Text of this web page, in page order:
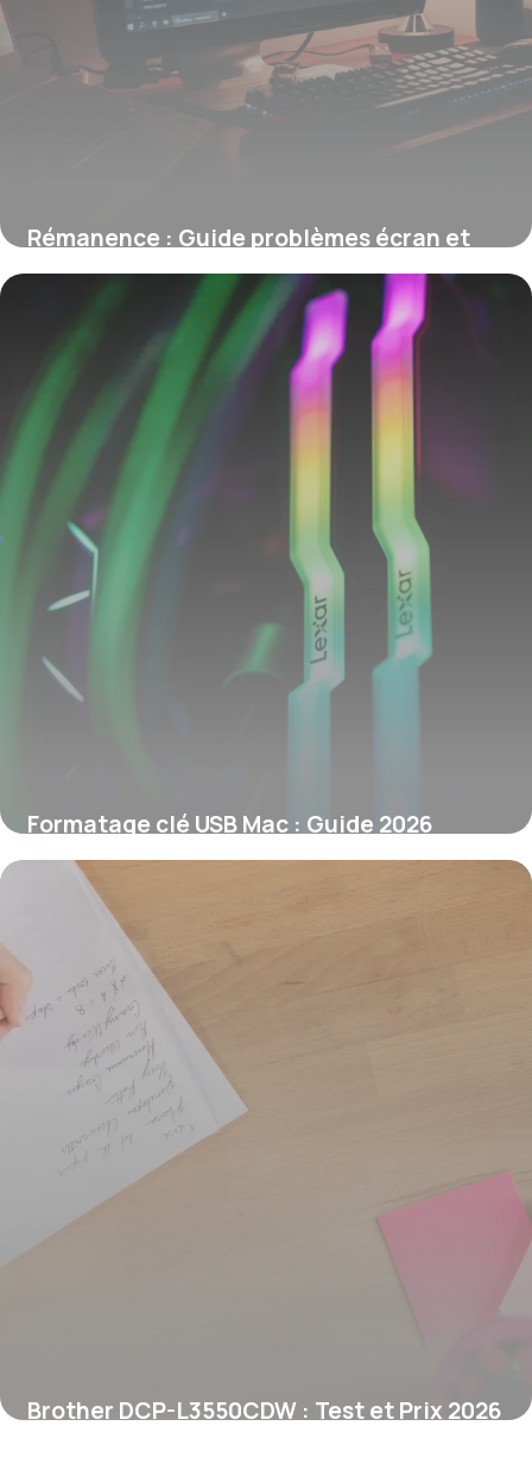
Rémanence : Guide problèmes écran et
solutions
Formatage clé USB Mac : Guide 2026
7 juin 2026
Brother DCP-L3550CDW : Test et Prix 2026